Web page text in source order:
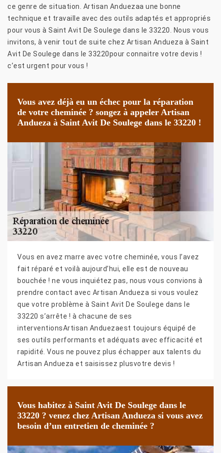
ce genre de situation. Artisan Anduezaa une bonne
technique et travaille avec des outils adaptés et appropriés
pour vous à Saint Avit De Soulege dans le 33220. Nous vous
invitons, à venir tout de suite chez Artisan Andueza à Saint
Avit De Soulege dans le 33220pour connaitre votre devis !
c’est urgent pour vous !
Vous avez déjà eu un échec pour la réparation
de votre cheminée ? songez à appeler Artisan
Andueza à Saint Avit De Soulege dans le 33220 !
Vous en avez marre avec votre cheminée, vous l’avez
fait réparé et voilà aujourd’hui, elle est de nouveau
bouchée ! ne vous inquiétez pas, nous vous convions à
prendre contact avec Artisan Andueza si vous voulez
que votre problème à Saint Avit De Soulege dans le
33220 s’arrête ! à chacune de ses
interventionsArtisan Anduezaest toujours équipé de
ses outils performants et adéquats avec efficacité et
rapidité. Vous ne pouvez plus échapper aux talents du
Artisan Andueza et saisissez plusvotre devis !
Vous habitez à Saint Avit De Soulege dans le
33220 ? venez chez Artisan Andueza si vous avez
besoin d’un entretien de cheminée ?